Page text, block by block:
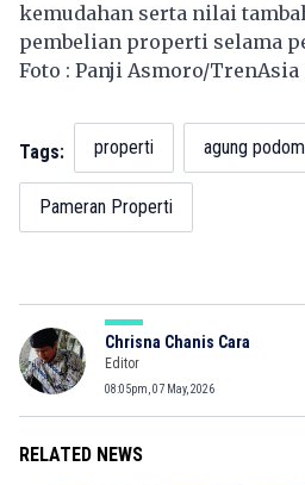
kemudahan serta nilai
pembelian properti selama
Foto : Panji Asmoro/TrenAsia
Tags: properti agung
Pameran Properti
Chrisna Chanis Cara
Editor
08:05pm, 07 May, 2026
RELATED NEWS